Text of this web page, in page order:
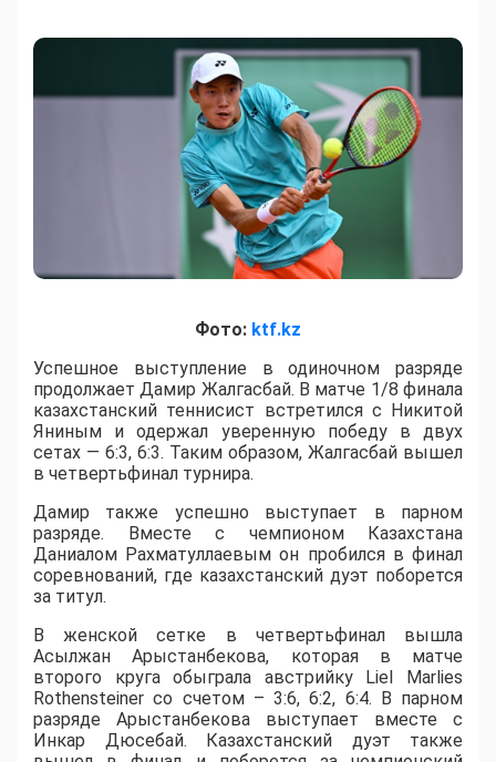
Фото: ktf.kz
Успешное выступление в одиночном разряде
продолжает Дамир Жалгасбай. В матче 1/8 финала
казахстанский теннисист встретился с Никитой
Яниным и одержал уверенную победу в двух
сетах — 6:3, 6:3. Таким образом, Жалгасбай вышел
в четвертьфинал турнира.
Дамир также успешно выступает в парном
разряде. Вместе с чемпионом Казахстана
Даниалом Рахматуллаевым он пробился в финал
соревнований, где казахстанский дуэт поборется
за титул.
В женской сетке в четвертьфинал вышла
Асылжан Арыстанбекова, которая в матче
второго круга обыграла австрийку Liel Marlies
Rothensteiner со счетом – 3:6, 6:2, 6:4. В парном
разряде Арыстанбекова выступает вместе с
Инкар Дюсебай. Казахстанский дуэт также